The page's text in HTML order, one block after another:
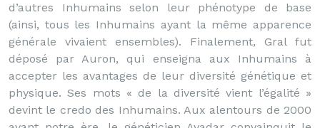
d’autres Inhumains selon leur phénotype de base
(ainsi, tous les Inhumains ayant la même apparence
générale vivaient ensembles). Finalement, Gral fut
déposé par Auron, qui enseigna aux Inhumains à
accepter les avantages de leur diversité génétique et
physique. Ses mots « de la diversité vient l’égalité »
devint le credo des Inhumains. Aux alentours de 2000